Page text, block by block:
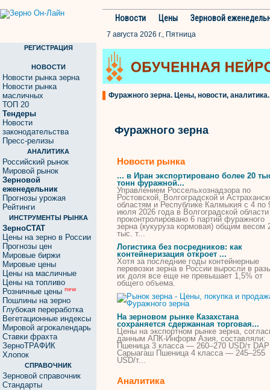
Новости Цены Зерновой
7 августа 2026 г., Пятница
РЕГИСТРАЦИЯ
НОВОСТИ
Новости рынка зерна
Новости рынка
масличных
ТОП 20
Тендеры
Новости
законодательства
Пресс-релизы
АНАЛИТИКА
Российский рынок
Мировой рынок
Зерновой
еженедельник
Прогнозы урожая
Рейтинги
ИНСТРУМЕНТЫ РЫНКА
ЗерноСТАТ
Цены на зерно в России
Прогнозы цен
Мировые биржи
Мировые цены
Цены на масличные
Цены на топливо
Розничные цены new
Пошлины на зерно
Глубокая переработка
Вегетационные индексы
Мировой агрокалендарь
Ставки фрахта
ЗерноТРАФИК
Хлопок
СПРАВОЧНИК
Зерновой справочник
Стандарты
Фуражного зерна. Цены, новости, аналитика.
Фуражного зерна
Новости рынка
... в Иран экспортировано более 20
тонн фуражной...
Управлением Россельхознадзора по
Ростовской, Волгоградской и
областям и Республике Калмыкия с 4 по
июля 2026 года в Волгоградской области
проконтролировано 6 партий фуражного
зерна (кукуруза кормовая) общим весом
тыс. т...
Логистика без посредников: как
контейнеризация откроет ...
Хотя за последние годы контейнерные
перевозки зерна в России выросли в
их доля все еще не превышает 1,5% от
общего объема.
На зерновом рынке Казахстана
сохраняется сдержанная торговая...
Цены на экспортном рынке зерна,
данным АПК-Информ Азия, составляли:
Пшеница 3 класса — 260–270 USD/т DAP
Сарыагаш Пшеница 4 класса — 245–255
USD/т...
Аналитика